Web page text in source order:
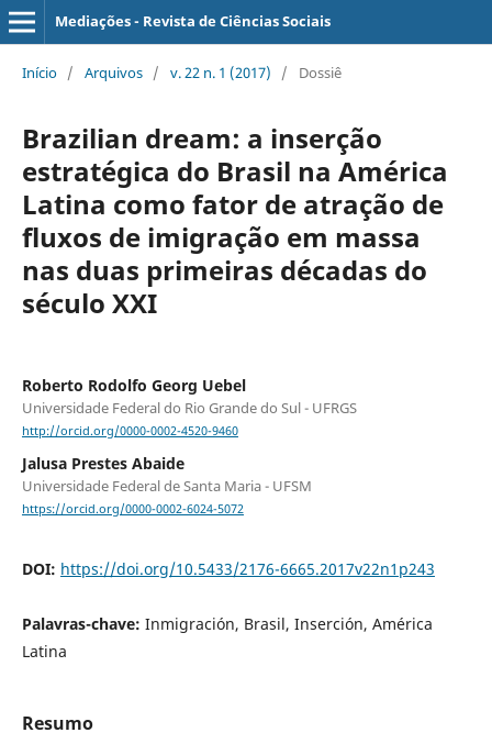
Mediações - Revista de Ciências Sociais
Início / Arquivos / v. 22 n. 1 (2017) / Dossiê
Brazilian dream: a inserção
estratégica do Brasil na América
Latina como fator de atração de
fluxos de imigração em massa
nas duas primeiras décadas do
século XXI
Roberto Rodolfo Georg Uebel
Universidade Federal do Rio Grande do Sul - UFRGS
http://orcid.org/0000-0002-4520-9460
Jalusa Prestes Abaide
Universidade Federal de Santa Maria - UFSM
https://orcid.org/0000-0002-6024-5072
DOI: https://doi.org/10.5433/2176-6665.2017v22n1p243
Palavras-chave: Inmigración, Brasil, Inserción, América
Latina
Resumo